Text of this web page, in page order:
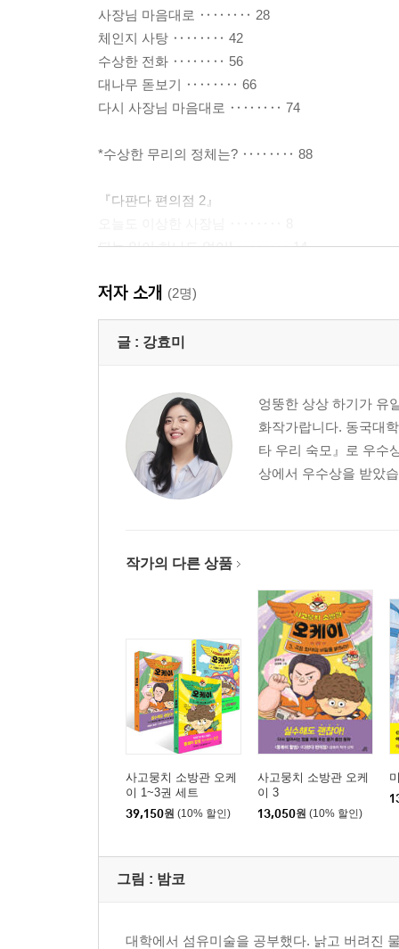
사장님 마음대로 ‥‥‥‥ 28
체인지 사탕 ‥‥‥‥ 42
수상한 전화 ‥‥‥‥ 56
대나무 돋보기 ‥‥‥‥ 66
다시 사장님 마음대로 ‥‥‥‥ 74
*수상한 무리의 정체는? ‥‥‥‥ 88
『다판다 편의점 2』
되는 일이 하나도 없어! ‥‥‥‥ 14
싹싹 물티슈 ‥‥‥‥ 40
기억이 사라졌다 ‥‥‥‥ 50
다시 사장님 마음대로 ‥‥‥‥ 64
*두둥은 과연 어디로? ‥‥‥‥ 88
『다판다 편의점 3』
새로운 사장님 ‥‥‥‥ 8
사장님 마음대로? ‥‥‥‥ 16
내 동생 망고 ‥‥‥‥ 50
다시 사장님 마음대로 ‥‥‥‥ 68
마지막 인사 ‥‥‥‥ 82
*두둥은 어디로? ‥‥‥‥ 96
『다판다 편의점 4』
저자 소개 (2명)
글 : 강효미
엉뚱한 상상 하기가 유
화작가랍니다. 동국대
타 우리 숙모』로 우수
상에서 우수상을 받았
작가의 다른 상품
사고뭉치 소방관 오케
이 1~3권 세트
39,150원 (10% 할인)
사고뭉치 소방관 오케
이 3
13,050원 (10% 할인)
그림 : 밤코
대학에서 섬유미술을 공부했다. 낡고 버려진